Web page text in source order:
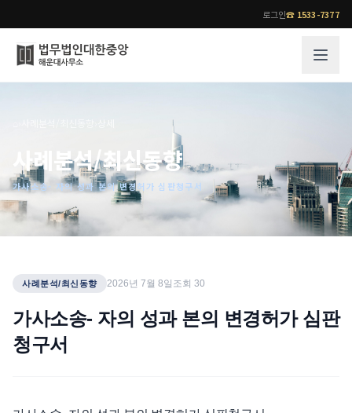
로그인☎ 1533-7377
오시는 길
통합검색
기업 인사이트
사례분석/최신동향
법률지식인
업무분야
전체
각 전문 변호사
소식/자료
사례분석/최신동향
가사소송- 자의 성과 본의 변경허가 심판청구서
사례분석/최신동향 2026년 7월 8일 조회 30
가사소송- 자의 성과 본의 변경허가 심판
청구서